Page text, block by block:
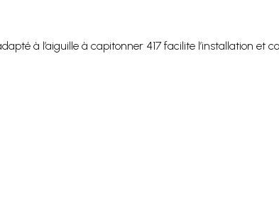
à l’aiguille à capitonner 417 facilite l’installation et